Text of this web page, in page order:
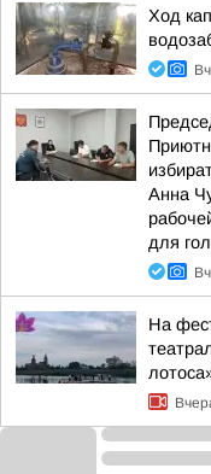
Ход
Анна
для
На